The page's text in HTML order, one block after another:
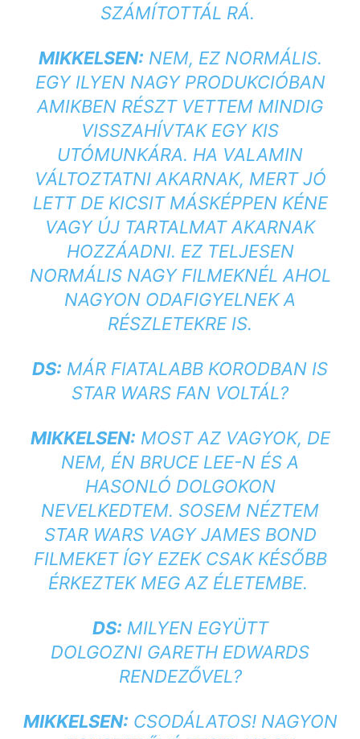
SZÁMÍTOTTÁL RÁ.
MIKKELSEN: NEM, EZ NORMÁLIS.
EGY ILYEN NAGY PRODUKCIÓBAN
AMIKBEN RÉSZT VETTEM MINDIG
VISSZAHÍVTAK EGY KIS
UTÓMUNKÁRA. HA VALAMIN
VÁLTOZTATNI AKARNAK, MERT JÓ
LETT DE KICSIT MÁSKÉPPEN KÉNE
VAGY ÚJ TARTALMAT AKARNAK
HOZZÁADNI. EZ TELJESEN
NORMÁLIS NAGY FILMEKNÉL AHOL
NAGYON ODAFIGYELNEK A
RÉSZLETEKRE IS.
DS: MÁR FIATALABB KORODBAN IS
STAR WARS FAN VOLTÁL?
MIKKELSEN: MOST AZ VAGYOK, DE
NEM, ÉN BRUCE LEE-N ÉS A
HASONLÓ DOLGOKON
NEVELKEDTEM. SOSEM NÉZTEM
STAR WARS VAGY JAMES BOND
FILMEKET ÍGY EZEK CSAK KÉSŐBB
ÉRKEZTEK MEG AZ ÉLETEMBE.
DS: MILYEN EGYÜTT
DOLGOZNI GARETH EDWARDS
RENDEZŐVEL?
MIKKELSEN: CSODÁLATOS! NAGYON